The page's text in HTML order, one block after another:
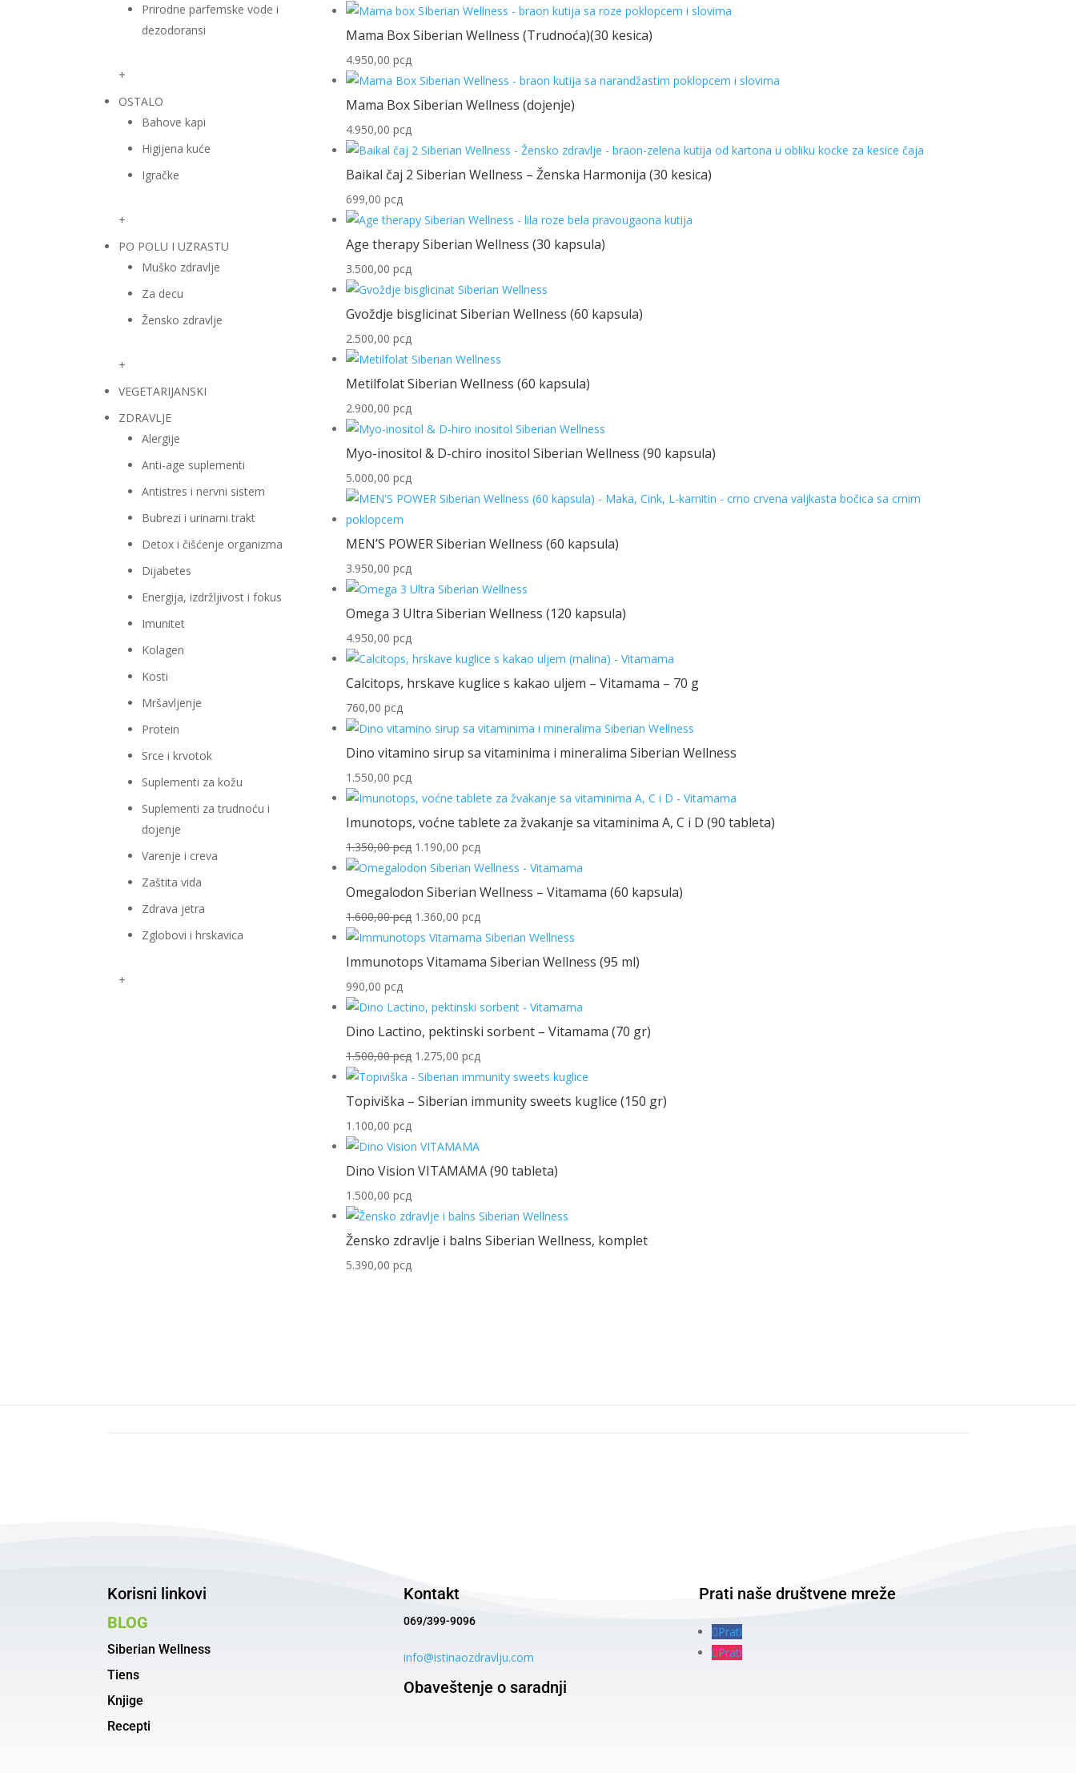
Prirodne parfemske vode i
dezodoransi
+
OSTALO
Bahove kapi
Higijena kuće
Igračke
+
PO POLU I UZRASTU
Muško zdravlje
Za decu
Žensko zdravlje
+
VEGETARIJANSKI
ZDRAVLJE
Alergije
Anti-age suplementi
Antistres i nervni sistem
Bubrezi i urinarni trakt
Detox i čišćenje organizma
Dijabetes
Energija, izdržljivost i fokus
Imunitet
Kolagen
Kosti
Mršavljenje
Protein
Srce i krvotok
Suplementi za kožu
Suplementi za trudnoću i
dojenje
Varenje i creva
Zaštita vida
Zdrava jetra
Zglobovi i hrskavica
+
Mama Box Siberian Wellness (Trudnoća)(30 kesica)
4.950,00 рсд
Mama Box Siberian Wellness (dojenje)
4.950,00 рсд
Baikal čaj 2 Siberian Wellness – Ženska Harmonija (30 kesica)
699,00 рсд
Age therapy Siberian Wellness (30 kapsula)
3.500,00 рсд
Gvoždje bisglicinat Siberian Wellness (60 kapsula)
2.500,00 рсд
Metilfolat Siberian Wellness (60 kapsula)
2.900,00 рсд
Myo-inositol & D-chiro inositol Siberian Wellness (90 kapsula)
5.000,00 рсд
MEN’S POWER Siberian Wellness (60 kapsula)
3.950,00 рсд
Omega 3 Ultra Siberian Wellness (120 kapsula)
4.950,00 рсд
Calcitops, hrskave kuglice s kakao uljem – Vitamama – 70 g
760,00 рсд
Dino vitamino sirup sa vitaminima i mineralima Siberian Wellness
1.550,00 рсд
Imunotops, voćne tablete za žvakanje sa vitaminima A, C i D (90 tableta)
1.350,00рсд Originalna
cena
je
1.350,00 рсд.
1.190,00 рсдTrenutna
cena
je:
Omegalodon Siberian Wellness – Vitamama (60 kapsula)
1.600,00рсд Originalna
cena
je
1.360,00 рсдTrenutna
cena
je:
Immunotops Vitamama Siberian Wellness (95 ml)
990,00 рсд
Dino Lactino, pektinski sorbent – Vitamama (70 gr)
1.500,00рсд Originalna
cena
je
1.275,00 рсдTrenutna
cena
je:
Topiviška – Siberian immunity sweets kuglice (150 gr)
1.100,00 рсд
Dino Vision VITAMAMA (90 tableta)
1.500,00 рсд
Žensko zdravlje i balns Siberian Wellness, komplet
5.390,00 рсд
Korisni linkovi
BLOG
Siberian Wellness
Tiens
Knjige
Recepti
Kontakt
069/399-9096
info@istinaozdravlju.com
Obaveštenje o saradnji
Prati naše društvene mreže
Prati
Prati